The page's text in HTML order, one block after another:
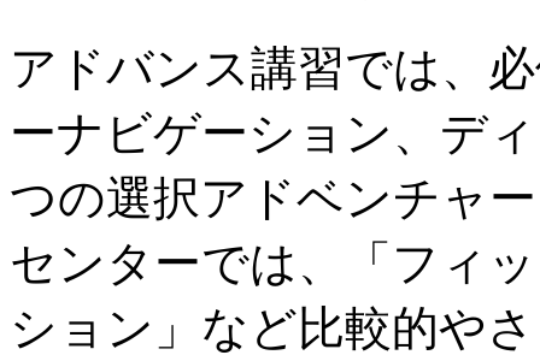
アドバンス講習では、
ーナビゲーション、デ
つの選択アドベンチャ
センターでは、「フィ
ション」など比較的や